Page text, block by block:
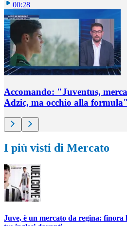
00:28
Accomando: "Juventus,
Adzic, ma occhio alla formula"
I più visti di Mercato
Juve, è un mercato da regina: finora